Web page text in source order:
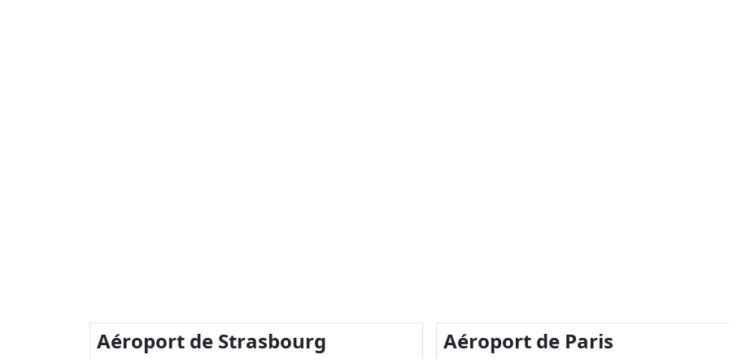
Aéroport de Strasbourg Aéroport de Paris